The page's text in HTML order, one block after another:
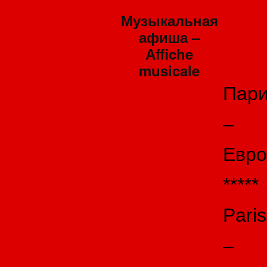
Музыкальная
афиша –
Affiche
musicale
–
*****
Paris
–